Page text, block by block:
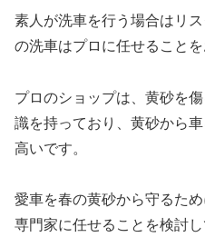
素人が洗車を行う場合はリ
の洗車はプロに任せることを
プロのショップは、黄砂を
識を持っており、黄砂から
高いです。
愛車を春の黄砂から守るた
専門家に任せることを検討